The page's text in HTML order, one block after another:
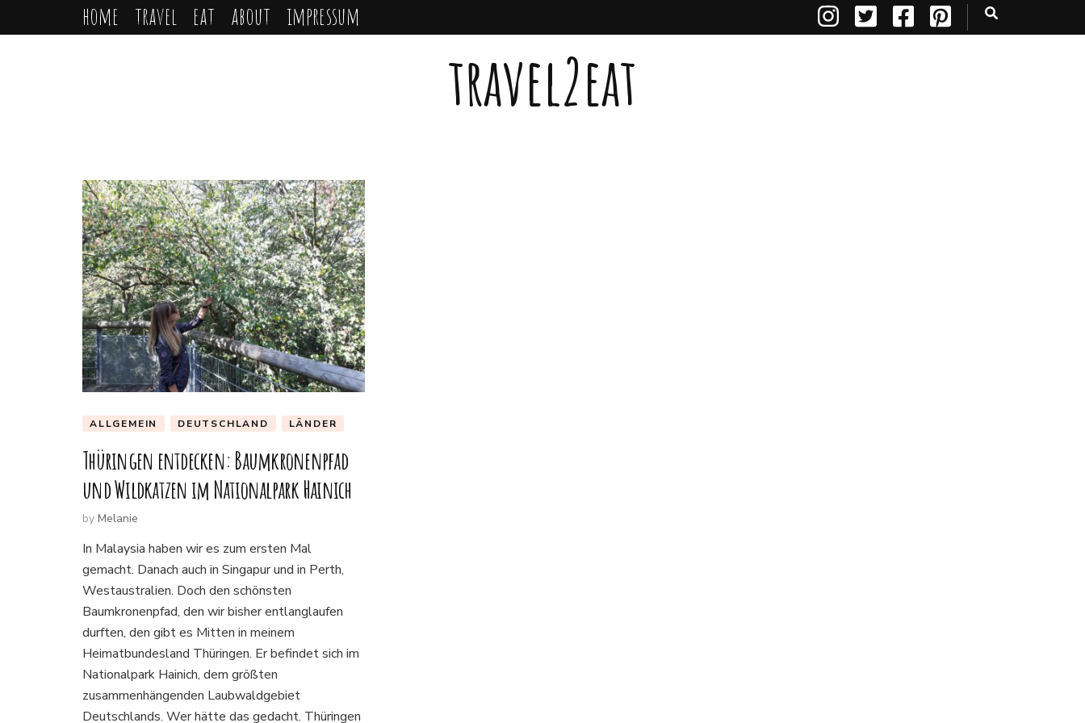
home travel eat about impressum
travel2eat
ALLGEMEIN DEUTSCHLAND LÄNDER
Thüringen entdecken: Baumkronenpfad
und Wildkatzen im Nationalpark Hainich
by Melanie
In Malaysia haben wir es zum ersten Mal
gemacht. Danach auch in Singapur und in Perth,
Westaustralien. Doch den schönsten
Baumkronenpfad, den wir bisher entlanglaufen
durften, den gibt es Mitten in meinem
Heimatbundesland Thüringen. Er befindet sich im
Nationalpark Hainich, dem größten
zusammenhängenden Laubwaldgebiet
Deutschlands. Wer hätte das gedacht. Thüringen